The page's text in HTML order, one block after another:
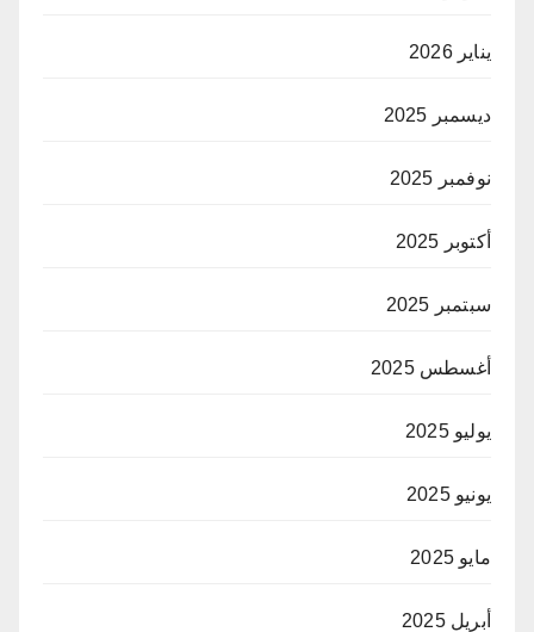
يناير 2026
ديسمبر 2025
نوفمبر 2025
أكتوبر 2025
سبتمبر 2025
أغسطس 2025
يوليو 2025
يونيو 2025
مايو 2025
أبريل 2025